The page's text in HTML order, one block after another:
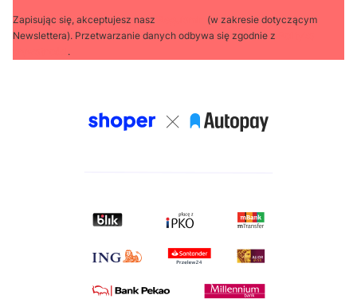
Zapisując się, akceptujesz nasz
(w zakresie dotyczącym
Newslettera). Przetwarzanie danych odbywa się zgodnie z
.